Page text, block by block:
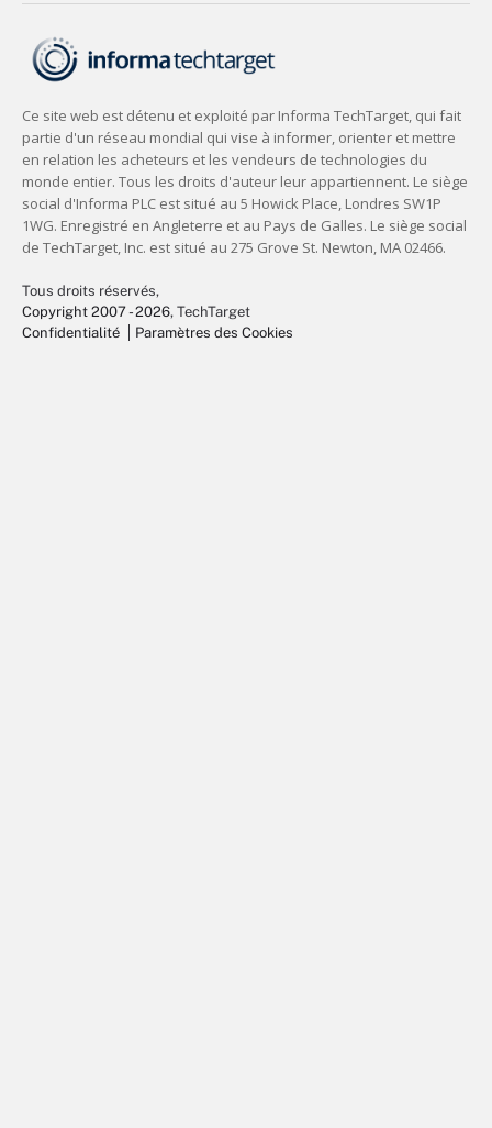
Tous droits réservés,
Copyright 2007 - 2026, TechTarget
Confidentialité
Paramètres des Cookies